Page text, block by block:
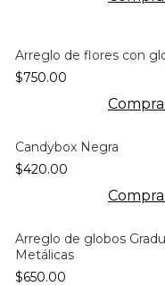
Arreglo de flores con
$750.00
Candybox Negra
$420.00
Arreglo de globos
Metálicas
$650.00